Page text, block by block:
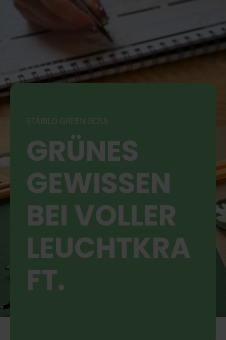
STABILO GREEN BOSS
GRÜNES
GEWISSEN
BEI VOLLER
LEUCHTKRA
FT.